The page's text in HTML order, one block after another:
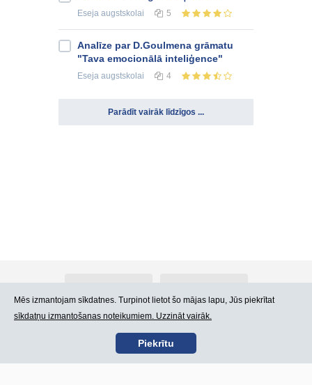
Eseja augstskolai 5
Analīze par D.Goulmena grāmatu
"Tava emocionālā inteliģence"
Eseja augstskolai 4
Parādīt vairāk līdzīgos ...
Kontakti Lietošanas noteikumi
Mēs izmantojam sīkdatnes. Turpinot lietot šo mājas lapu, Jūs piekrītat
sīkdatņu izmantošanas noteikumiem. Uzzināt vairāk.
Piekrītu